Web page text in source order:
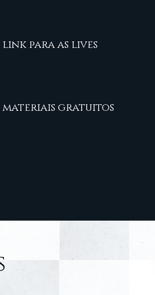
link para as lives
materiais gratuitos